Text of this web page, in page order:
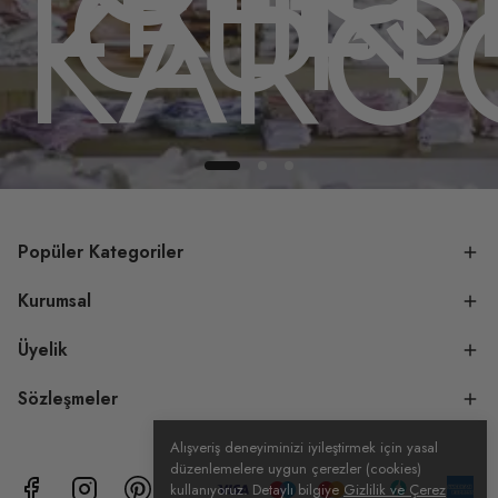
Alışveriş deneyiminizi iyileştirmek için yasal
düzenlemelere uygun çerezler (cookies)
kullanıyoruz. Detaylı bilgiyeGizlilik ve Çerez
Popüler Kategoriler
Kurumsal
Üyelik
Sözleşmeler